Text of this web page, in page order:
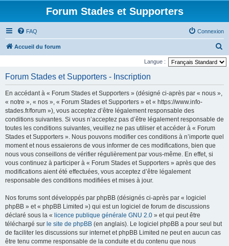
Forum Stades et Supporters
FAQ Connexion
Accueil du forum
e
Langue :
Forum Stades et Supporters - Inscription
En accédant à « Forum Stades et Supporters » (désigné ci-après par « nous »,
« notre », « nos », « Forum Stades et Supporters » et « https://www.info-
stades.fr/forum »), vous acceptez d’être légalement responsable des
conditions suivantes. Si vous n’acceptez pas d’être légalement responsable de
toutes les conditions suivantes, veuillez ne pas utiliser et accéder à « Forum
Stades et Supporters ». Nous pouvons modifier ces conditions à n’importe quel
moment et nous essaierons de vous informer de ces modifications, bien que
nous vous conseillons de vérifier régulièrement par vous-même. En effet, si
vous continuez à participer à « Forum Stades et Supporters » après que des
modifications aient été effectuées, vous acceptez d’être légalement
responsable des conditions modifiées et mises à jour.
Nos forums sont développés par phpBB (désignés ci-après par « logiciel
phpBB » et « phpBB Limited ») qui est un logiciel de forum de discussions
déclaré sous la « licence publique générale GNU 2.0 » et qui peut être
téléchargé sur le site de phpBB (en anglais). Le logiciel phpBB a pour seul but
de faciliter les discussions sur internet et phpBB Limited ne peut en aucun cas
être tenu comme responsable de la conduite et du contenu que nous